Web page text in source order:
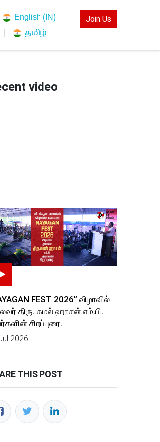
English (IN)
தமிழ்
Join Us
video
FEST 2026” விழாவில்
திரு. கமல் ஹாசன் எம்.பி.
சிறப்புரை.
2026
THIS POST